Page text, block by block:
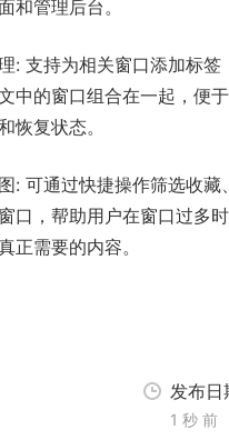
和管理后台。
: 支持为相关窗口添加标签
中的窗口组合在一起，便
恢复状态。
: 可通过快捷操作筛选收藏
口，帮助用户在窗口过多
正需要的内容。
发布日
1 秒 前